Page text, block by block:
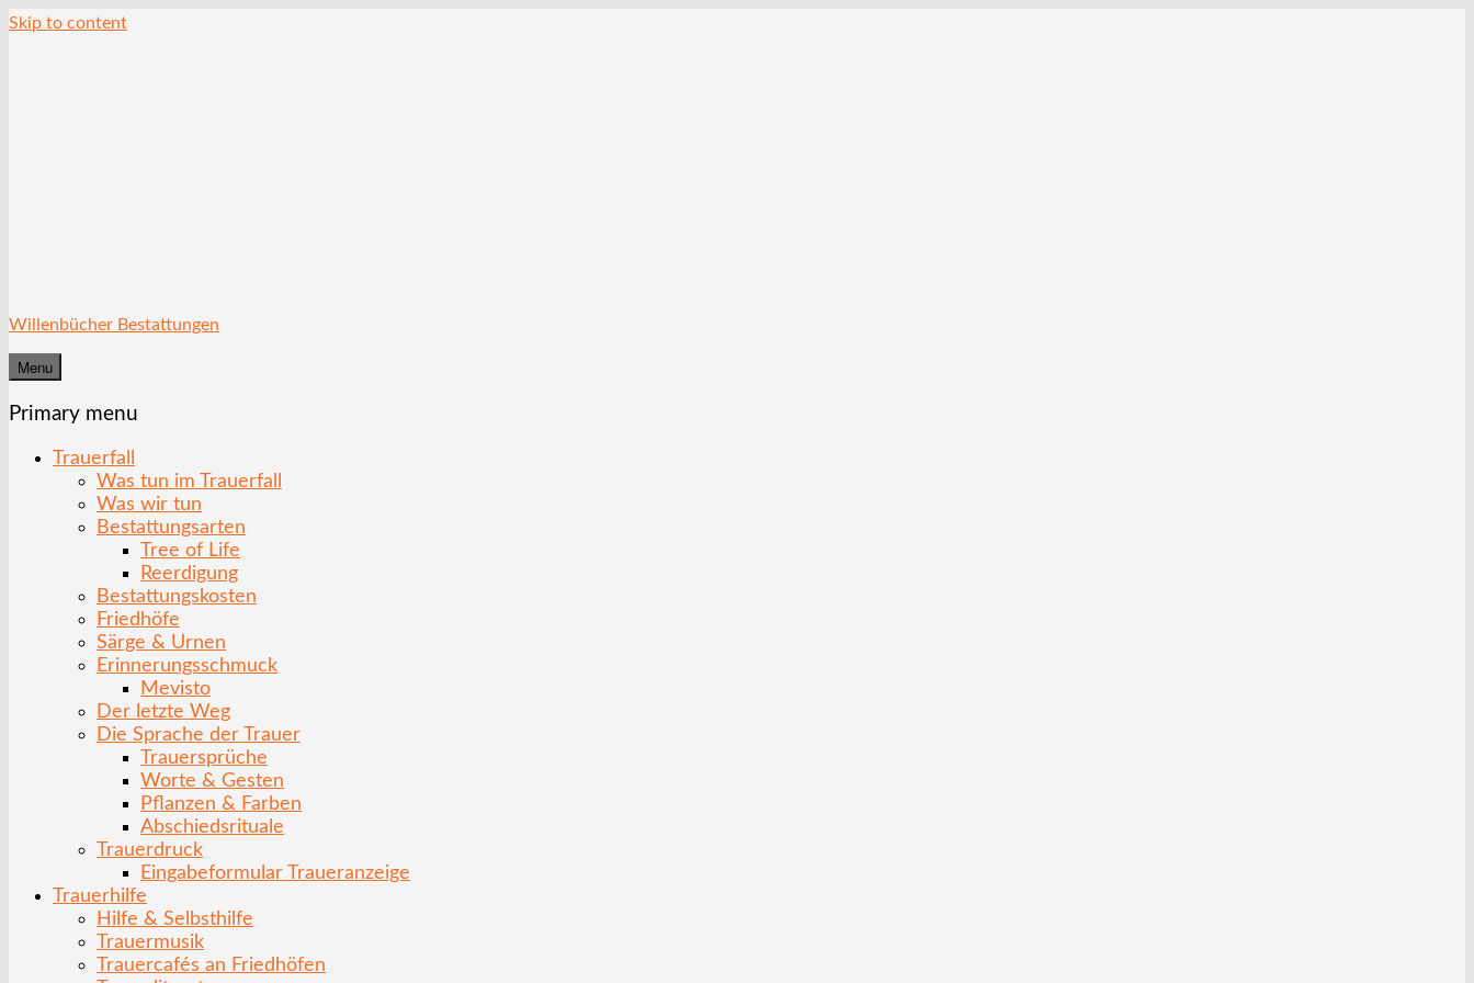
Skip to content
Willenbücher Bestattungen
Menu
Primary menu
Trauerfall
Was tun im Trauerfall
Was wir tun
Bestattungsarten
Tree of Life
Reerdigung
Bestattungskosten
Friedhöfe
Särge & Urnen
Erinnerungsschmuck
Mevisto
Der letzte Weg
Die Sprache der Trauer
Trauersprüche
Worte & Gesten
Pflanzen & Farben
Abschiedsrituale
Trauerdruck
Eingabeformular Traueranzeige
Trauerhilfe
Hilfe & Selbsthilfe
Trauermusik
Trauercafés an Friedhöfen